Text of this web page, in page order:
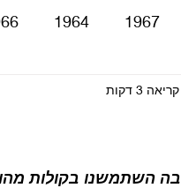
1967
1964
With
3 דקות
השתמשנו בקולות